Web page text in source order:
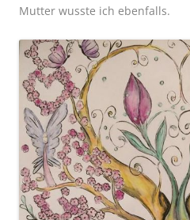
Mutter wusste ich ebenfalls.